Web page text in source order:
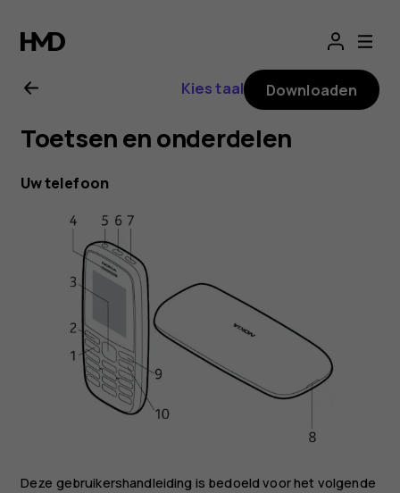
voor
Nokia
105
(2019)
Kies taal Downloaden
Toetsen en onderdelen
Uw telefoon
Deze gebruikershandleiding is bedoeld voor het volgende